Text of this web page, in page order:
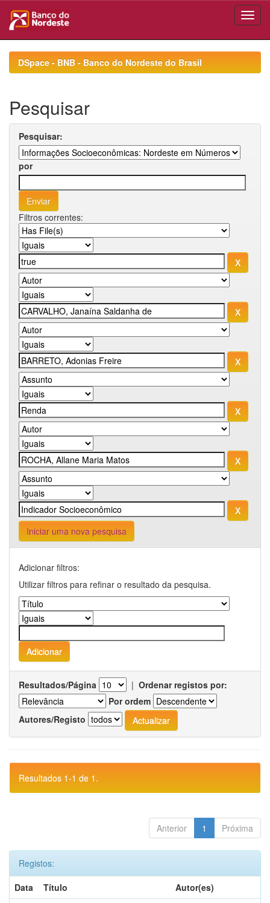
navigationDSpace - BNB - Banco do Nordeste do Brasil
Pesquisar
Pesquisar:
por
Filtros correntes:
Iniciar uma nova pesquisa
Adicionar filtros:
Utilizar filtros para refinar o resultado da pesquisa.
Resultados/Página | Ordenar registos por:
Por ordem
Autores/Registo
Resultados 1-1 de 1.
Anterior 1 Próxima
Registos:
Data
Título
Autor(es)